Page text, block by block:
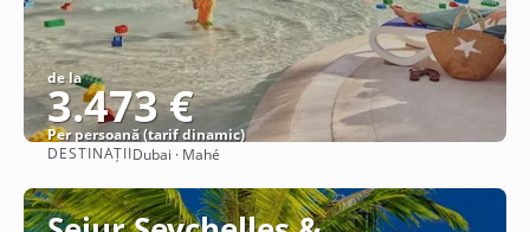
de la
3.473 €
Per persoană (tarif dinamic)
DESTINAȚIIDubai · Mahé